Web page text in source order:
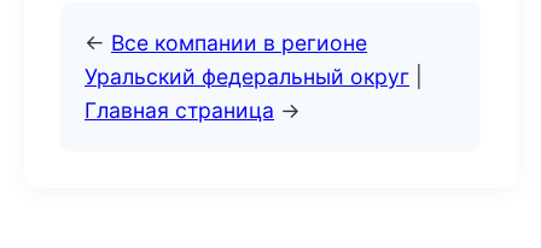
← Все компании в регионе
Уральский федеральный округ
Главная страница →